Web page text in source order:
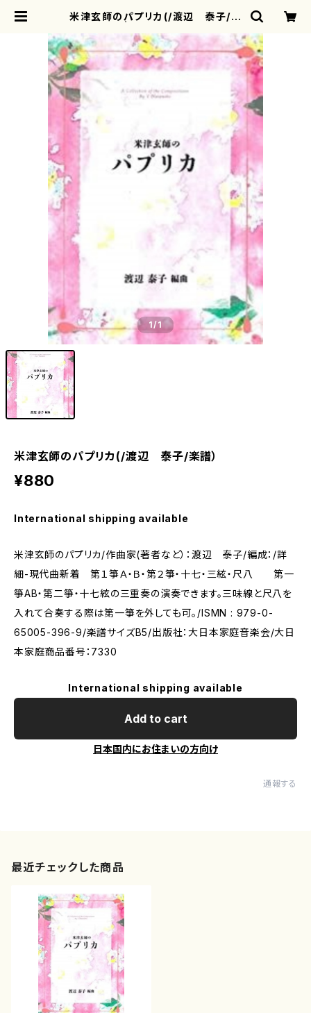
米津玄師のパプリカ(/渡辺 泰子/楽
1/1
米津玄師のパプリカ(/渡辺 泰子/楽譜）
¥880
International shipping available
米津玄師のパプリカ/作曲家(著者など）：渡辺 泰子/編成：/詳
細-現代曲新着 第１箏Ａ・Ｂ・第２箏・十七・三絃・尺八 第一
箏AB・第二箏・十七絃の三重奏の演奏できます。三味線と尺八を
入れて合奏する際は第一箏を外しても可。/ISMN : 979-0-
65005-396-9/楽譜サイズB5/出版社：大日本家庭音楽会/大日
本家庭商品番号：7330
International shipping available
Add to cart
日本国内にお住まいの方向け
通報する
最近チェックした商品